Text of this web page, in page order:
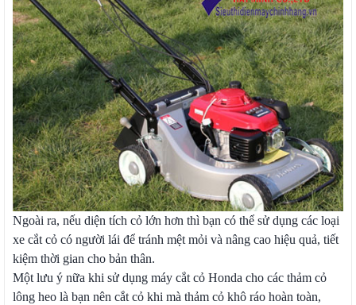
Ngoài ra, nếu diện tích cỏ lớn hơn thì bạn có thể sử dụng các loại
xe cắt cỏ có người lái để tránh mệt mỏi và nâng cao hiệu quả, tiết
kiệm thời gian cho bản thân.
Một lưu ý nữa khi sử dụng máy cắt cỏ Honda cho các thảm cỏ
lông heo là bạn nên cắt cỏ khi mà thảm cỏ khô ráo hoàn toàn,